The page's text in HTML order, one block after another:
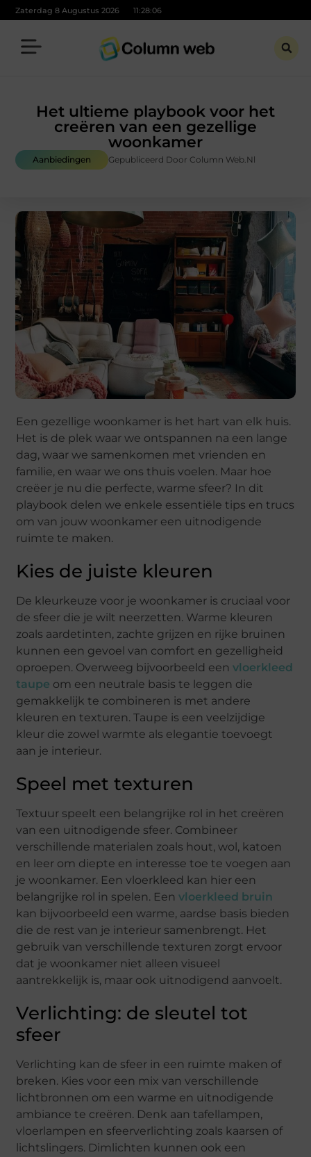
Zaterdag 8 Augustus 2026 11:28:07
Het ultieme playbook voor het
creëren van een gezellige
woonkamer
Aanbiedingen Gepubliceerd Door Column Web.nl
Een gezellige woonkamer is het hart van elk huis.
Het is de plek waar we ontspannen na een lange
dag, waar we samenkomen met vrienden en
familie, en waar we ons thuis voelen. Maar hoe
creëer je nu die perfecte, warme sfeer? In dit
playbook delen we enkele essentiële tips en trucs
om van jouw woonkamer een uitnodigende
ruimte te maken.
Kies de juiste kleuren
De kleurkeuze voor je woonkamer is cruciaal voor
de sfeer die je wilt neerzetten. Warme kleuren
zoals aardetinten, zachte grijzen en rijke bruinen
kunnen een gevoel van comfort en gezelligheid
oproepen. Overweeg bijvoorbeeld eenvloerkleed
taupe om een neutrale basis te leggen die
gemakkelijk te combineren is met andere
kleuren en texturen. Taupe is een veelzijdige
kleur die zowel warmte als elegantie toevoegt
aan je interieur.
Speel met texturen
Textuur speelt een belangrijke rol in het creëren
van een uitnodigende sfeer. Combineer
verschillende materialen zoals hout, wol, katoen
en leer om diepte en interesse toe te voegen aan
je woonkamer. Een vloerkleed kan hier een
belangrijke rol in spelen. Eenvloerkleed bruin
kan bijvoorbeeld een warme, aardse basis bieden
die de rest van je interieur samenbrengt. Het
gebruik van verschillende texturen zorgt ervoor
dat je woonkamer niet alleen visueel
aantrekkelijk is, maar ook uitnodigend aanvoelt.
Verlichting: de sleutel tot
sfeer
Verlichting kan de sfeer in een ruimte maken of
breken. Kies voor een mix van verschillende
lichtbronnen om een warme en uitnodigende
ambiance te creëren. Denk aan tafellampen,
vloerlampen en sfeerverlichting zoals kaarsen of
lichtslingers. Dimlichten kunnen ook een